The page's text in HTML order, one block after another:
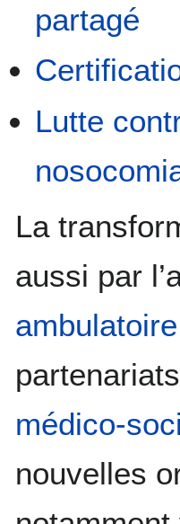
partagé
Lutte
La
aussi par
ambulatoire
médico-
nouvelles